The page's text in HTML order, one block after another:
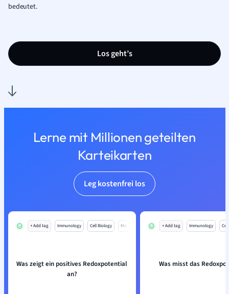
bedeutet.
Los geht’s
Lerne mit Millionen geteilten
Karteikarten
Leg kostenfrei los
+ Add tag Immunology Cell Biology Mo
Was zeigt ein positives Redoxpotential
an?
+ Add tag Immunology
Was misst das